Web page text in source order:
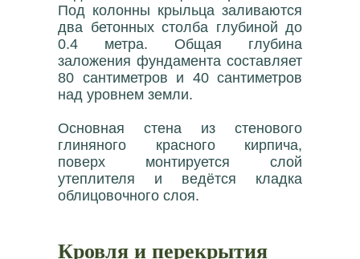
Под колонны крыльца заливаются
два бетонных столба глубиной до
0.4 метра. Общая глубина
заложения фундамента составляет
80 сантиметров и 40 сантиметров
над уровнем земли.
Основная стена из стенового
глиняного красного кирпича,
поверх монтируется слой
утеплителя и ведётся кладка
облицовочного слоя.
Кровля и перекрытия